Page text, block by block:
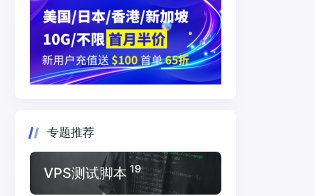
专题推荐
VPS测试脚本 19